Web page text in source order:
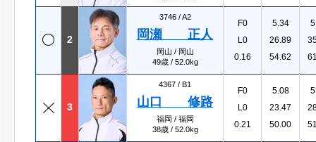
2
3746 /A2
岡瀬 正人
岡山 / 岡山
49歳 / 52.0kg
F0
L0
0.16
5.34
26.89
54.62
3
4367 / B1
山口 修路
福岡 / 福岡
38歳 / 52.0kg
F0
L0
0.21
5.08
23.47
50.00